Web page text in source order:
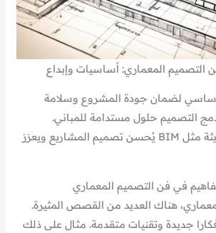
التصميم المعماري: أساسيات وإبداع
أساسي لضمان جودة المشروع وسلامة
التصميم حلول مستدامة للمباني.
استخدام تقنيات حديثة مثل BIM يُحسن تصميم المشاريع ويعزز
في فن التصميم المعماري
هناك العديد من القصص المثيرة.
جديدة وتقنيات متقدمة. مثال على ذلك